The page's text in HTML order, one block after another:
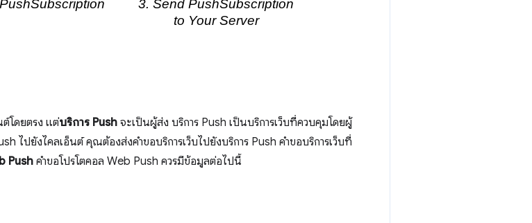
โดยตรง แต่บริการ Push จะเป็นผู้ส่ง บริการ Push เป็นบริการเว็บที่ควบคุมโดยผู้
ไปยังไคลเอ็นต์ คุณต้องส่งคำขอบริการเว็บไปยังบริการ Push คำขอบริการเว็บที่
Pushคำขอโปรโตคอล Web Push ควรมีข้อมูลต่อไปนี้